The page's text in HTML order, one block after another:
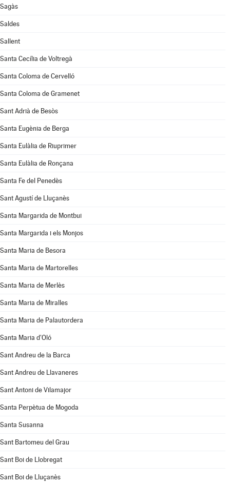
Sagàs
Saldes
Sallent
Santa Cecília de Voltregà
Santa Coloma de Cervelló
Santa Coloma de Gramenet
Sant Adrià de Besòs
Santa Eugènia de Berga
Santa Eulàlia de Riuprimer
Santa Eulàlia de Ronçana
Santa Fe del Penedès
Sant Agustí de Lluçanès
Santa Margarida de Montbui
Santa Margarida i els Monjos
Santa Maria de Besora
Santa Maria de Martorelles
Santa Maria de Merlès
Santa Maria de Miralles
Santa Maria de Palautordera
Santa Maria d'Oló
Sant Andreu de la Barca
Sant Andreu de Llavaneres
Sant Antoni de Vilamajor
Santa Perpètua de Mogoda
Santa Susanna
Sant Bartomeu del Grau
Sant Boi de Llobregat
Sant Boi de Lluçanès